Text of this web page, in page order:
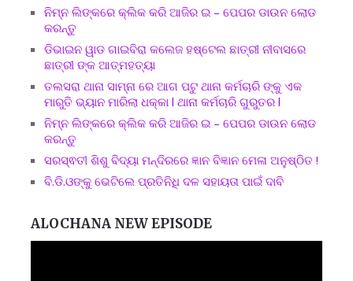
ନିମ୍ନ ଲିଙ୍କରେ କ୍ଲିକ କରି ଆଜିର ଇ – ପେପର ଡାଉନ ଲୋଡ
କରନ୍ତୁ
ଡିଭାଇନ ୱାଡ ଗାଇବିରା କଲେଜ ହଷ୍ଟେଲ ଛାତ୍ରୀ ନୀବାସରେ
ଛାତ୍ରୀ ଙ୍କ ଆତ୍ମହତ୍ୟା
ତଲସରା ଥାନା ସାମ୍ନା ରେ ଆଗ ପଟୁ ଥାନା କର୍ମଚାରି ଙ୍କୁ ଏକ
ମାରୁତି ଭ୍ୟାନ ମାରିଲା ଧକ୍କା l ଥାନା କର୍ମଚାରି ଗୁରୁତର l
ନିମ୍ନ ଲିଙ୍କରେ କ୍ଲିକ କରି ଆଜିର ଇ – ପେପର ଡାଉନ ଲୋଡ
କରନ୍ତୁ
ସରସ୍ଵତୀ ଶିଶୁ ବିଦ୍ୟା ମନ୍ଦିରରେ ଜ୍ଞାନ ବିଜ୍ଞାନ ମେଳା ଅନୁଷ୍ଠିତ !
ବି.ଡି.ଓଙ୍କୁ ଭେଟିଲେ ପ୍ରତିନିଧି ଦଳ ସହାୟତା ପାଇଁ ଦାବି
ALOCHANA NEW EPISODE